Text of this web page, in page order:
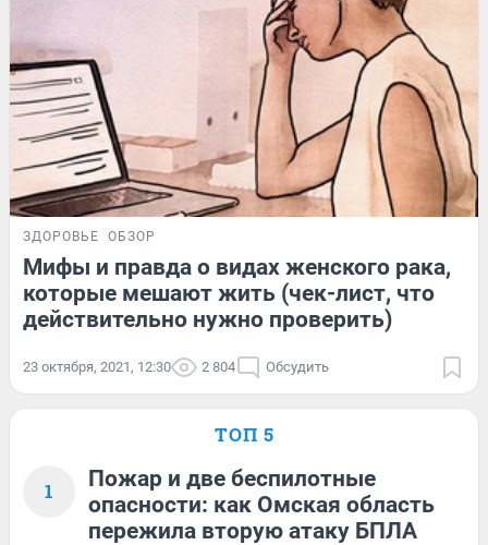
ЗДОРОВЬЕ ОБЗОР
Мифы и правда о видах женского рака,
которые мешают жить (чек-лист, что
действительно нужно проверить)
23 октября, 2021, 12:30 2 804 Обсудить
ТОП 5
1
Пожар и две беспилотные
опасности: как Омская область
пережила вторую атаку БПЛА